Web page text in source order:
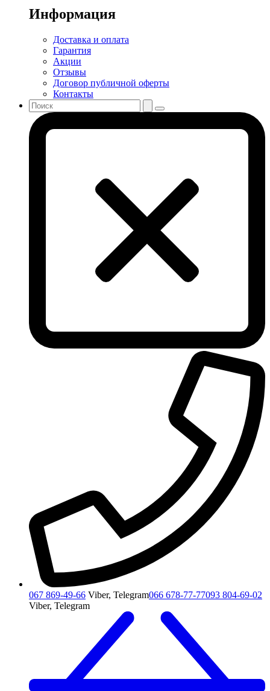
Информация
Доставка и оплата
Гарантия
Акции
Отзывы
Договор публичной оферты
Контакты
067 869-49-66 Viber, Telegram066 678-77-77093 804-69-02
Viber, Telegram